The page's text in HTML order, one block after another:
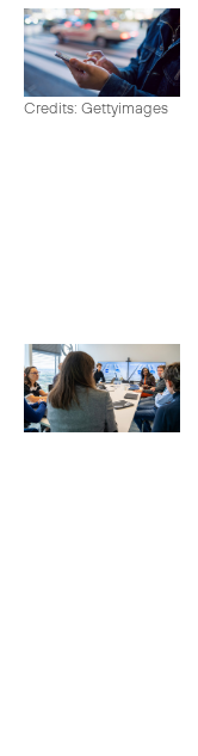
Credits: Gettyimages